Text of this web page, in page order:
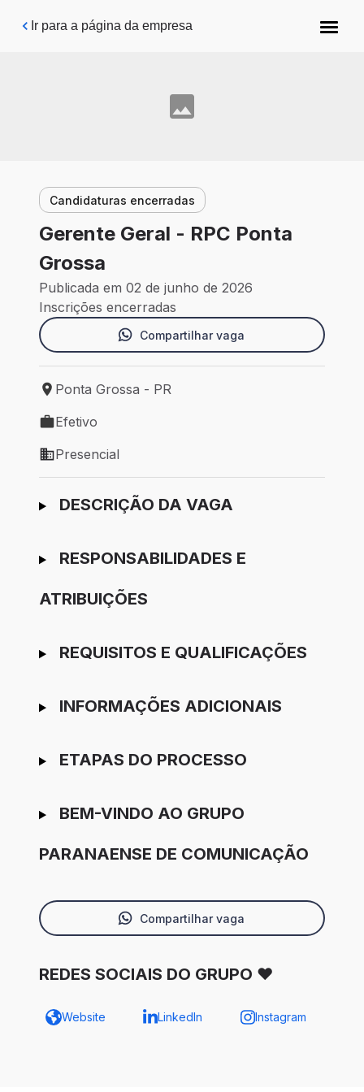
Pular para o conteúdo principal
Ir para a página da empresa
Candidaturas encerradas
Gerente Geral - RPC Ponta
Grossa
Publicada em 02 de junho de 2026
Inscrições encerradas
Compartilhar vaga
Local de trabalho: Ponta Grossa - PR
Ponta Grossa - PR
Tipo de vaga: Efetivo
Efetivo
Modelo de trabalho: Presencial
Presencial
Ir para candidatura
DESCRIÇÃO DA VAGA
RESPONSABILIDADES E
ATRIBUIÇÕES
REQUISITOS E QUALIFICAÇÕES
INFORMAÇÕES ADICIONAIS
ETAPAS DO PROCESSO
BEM-VINDO AO GRUPO
PARANAENSE DE COMUNICAÇÃO
Compartilhar vaga
REDES SOCIAIS DO GRUPO ♥
Website LinkedIn Instagram